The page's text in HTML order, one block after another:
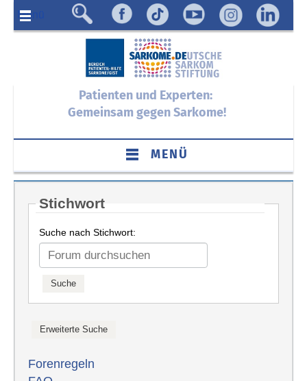
Menü
Patienten und Experten:
Gemeinsam gegen Sarkome!
MENÜ
Stichwort
Suche nach Stichwort:
Forenregeln